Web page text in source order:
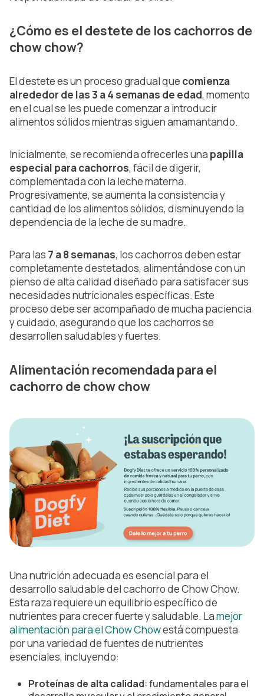
¿Cómo es el destete de los cachorros de
chow chow?
El destete es un proceso gradual que comienza
alrededor de las 3 a 4 semanas de edad, momento
en el cual se les puede comenzar a introducir
alimentos sólidos mientras siguen amamantando.
Inicialmente, se recomienda ofrecerles una papilla
especial para cachorros, fácil de digerir,
complementada con la leche materna.
Progresivamente, se aumenta la consistencia y
cantidad de los alimentos sólidos, disminuyendo la
dependencia de la leche de su madre.
Para las 7 a 8 semanas, los cachorros deben estar
completamente destetados, alimentándose con un
pienso de alta calidad diseñado para satisfacer sus
necesidades nutricionales específicas. Este
proceso debe ser acompañado de mucha paciencia
y cuidado, asegurando que los cachorros se
desarrollen saludables y fuertes.
Alimentación recomendada para el
cachorro de chow chow
Una nutrición adecuada es esencial para el
desarrollo saludable del cachorro de Chow Chow.
Esta raza requiere un equilibrio específico de
nutrientes para crecer fuerte y saludable. Lamejor
alimentación para el Chow Chowestá compuesta
por una variedad de fuentes de nutrientes
esenciales, incluyendo:
Proteínas de alta calidad: fundamentales para el